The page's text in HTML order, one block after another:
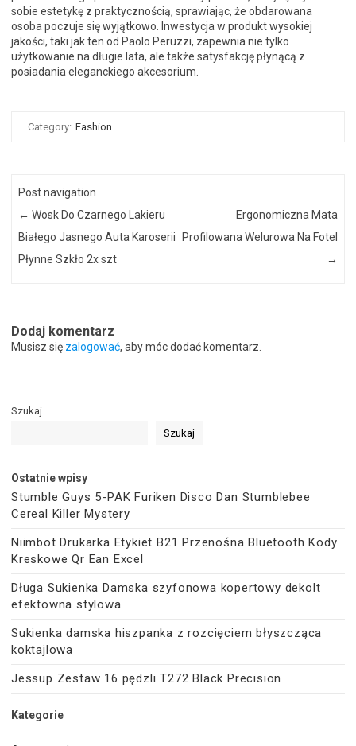
sobie estetykę z praktycznością, sprawiając, że obdarowana
osoba poczuje się wyjątkowo. Inwestycja w produkt wysokiej
jakości, taki jak ten od Paolo Peruzzi, zapewnia nie tylko
użytkowanie na długie lata, ale także satysfakcję płynącą z
posiadania eleganckiego akcesorium.
Category: Fashion
Post navigation
← Wosk Do Czarnego Lakieru
Białego Jasnego Auta Karoserii
Płynne Szkło 2x szt
Ergonomiczna Mata
Profilowana Welurowa Na Fotel
→
Dodaj komentarz
Musisz się zalogować, aby móc dodać komentarz.
Szukaj
Szukaj
Ostatnie wpisy
Stumble Guys 5-PAK Furiken Disco Dan Stumblebee
Cereal Killer Mystery
Niimbot Drukarka Etykiet B21 Przenośna Bluetooth Kody
Kreskowe Qr Ean Excel
Długa Sukienka Damska szyfonowa kopertowy dekolt
efektowna stylowa
Sukienka damska hiszpanka z rozcięciem błyszcząca
koktajlowa
Jessup Zestaw 16 pędzli T272 Black Precision
Kategorie